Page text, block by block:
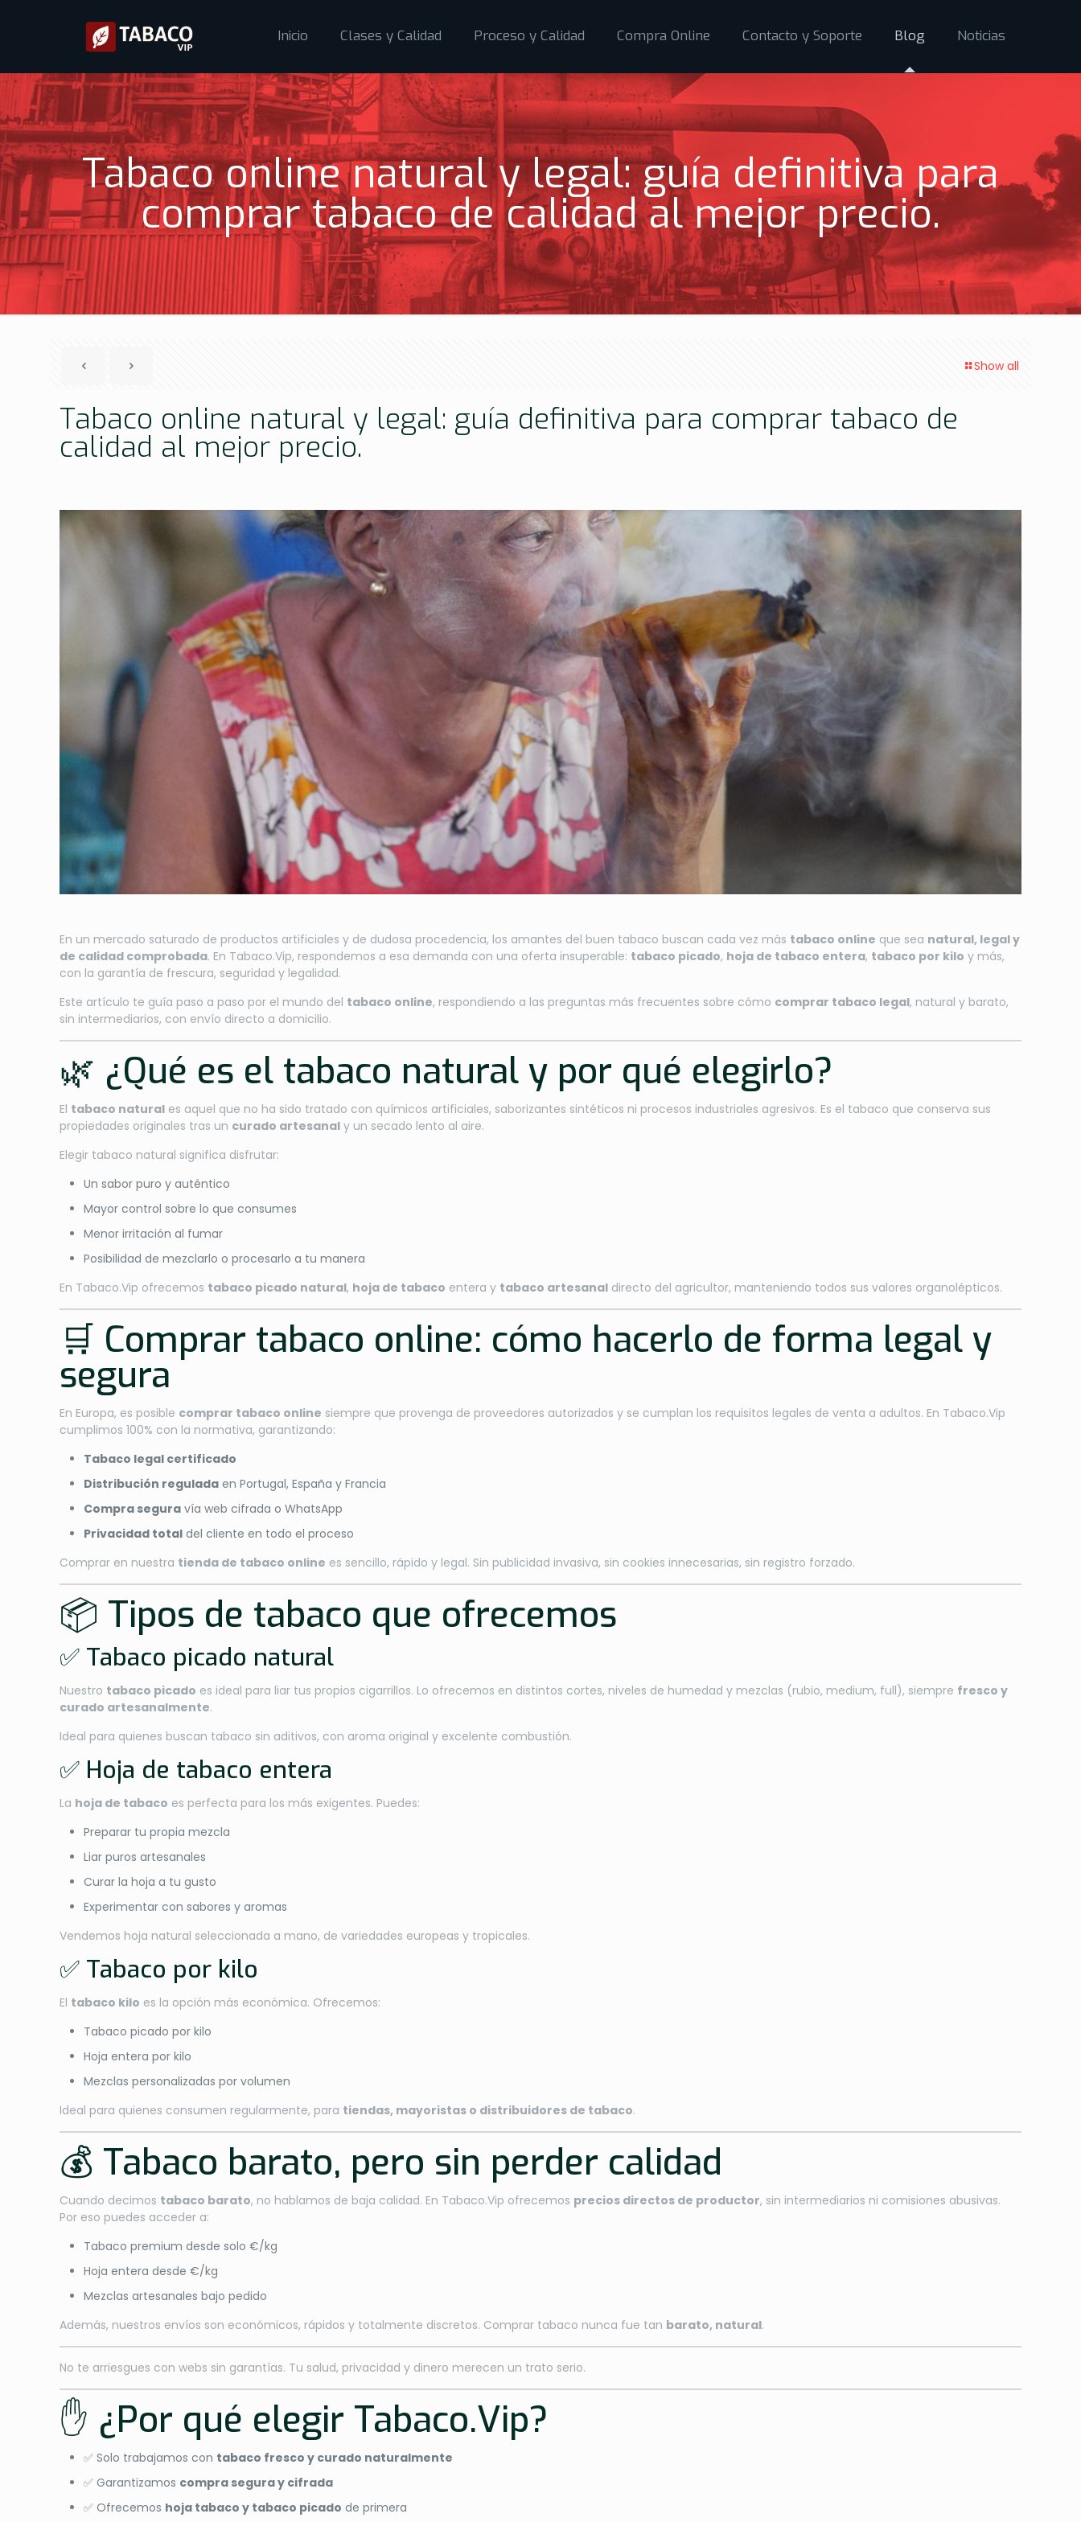
Inicio Clases y Calidad Proceso y Calidad Compra Online Contacto y Soporte Blog Noticias
Tabaco online natural y legal: guía definitiva para
comprar tabaco de calidad al mejor precio.
Show all
Tabaco online natural y legal: guía definitiva para comprar tabaco de
calidad al mejor precio.
En un mercado saturado de productos artificiales y de dudosa procedencia, los amantes del buen tabaco buscan cada vez más tabaco online que sea natural, legal y
de calidad comprobada. En Tabaco.Vip, respondemos a esa demanda con una oferta insuperable: tabaco picado, hoja de tabaco entera, tabaco por kilo y más,
con la garantía de frescura, seguridad y legalidad.
Este artículo te guía paso a paso por el mundo del tabaco online, respondiendo a las preguntas más frecuentes sobre cómo comprar tabaco legal, natural y barato,
sin intermediarios, con envío directo a domicilio.
🌿 ¿Qué es el tabaco natural y por qué elegirlo?
El tabaco natural es aquel que no ha sido tratado con químicos artificiales, saborizantes sintéticos ni procesos industriales agresivos. Es el tabaco que conserva sus
propiedades originales tras un curado artesanal y un secado lento al aire.
Elegir tabaco natural significa disfrutar:
Un sabor puro y auténtico
Mayor control sobre lo que consumes
Menor irritación al fumar
Posibilidad de mezclarlo o procesarlo a tu manera
En Tabaco.Vip ofrecemos tabaco picado natural, hoja de tabaco entera y tabaco artesanal directo del agricultor, manteniendo todos sus valores organolépticos.
🛒 Comprar tabaco online: cómo hacerlo de forma legal y
segura
En Europa, es posible comprar tabaco online siempre que provenga de proveedores autorizados y se cumplan los requisitos legales de venta a adultos. En Tabaco.Vip
cumplimos 100% con la normativa, garantizando:
Tabaco legal certificado
Distribución regulada en Portugal, España y Francia
Compra segura vía web cifrada o WhatsApp
Privacidad total del cliente en todo el proceso
Comprar en nuestra tienda de tabaco online es sencillo, rápido y legal. Sin publicidad invasiva, sin cookies innecesarias, sin registro forzado.
📦 Tipos de tabaco que ofrecemos
✅ Tabaco picado natural
Nuestro tabaco picado es ideal para liar tus propios cigarrillos. Lo ofrecemos en distintos cortes, niveles de humedad y mezclas (rubio, medium, full), siempre fresco y
curado artesanalmente.
Ideal para quienes buscan tabaco sin aditivos, con aroma original y excelente combustión.
✅ Hoja de tabaco entera
La hoja de tabaco es perfecta para los más exigentes. Puedes:
Preparar tu propia mezcla
Liar puros artesanales
Curar la hoja a tu gusto
Experimentar con sabores y aromas
Vendemos hoja natural seleccionada a mano, de variedades europeas y tropicales.
✅ Tabaco por kilo
El tabaco kilo es la opción más económica. Ofrecemos:
Tabaco picado por kilo
Hoja entera por kilo
Mezclas personalizadas por volumen
Ideal para quienes consumen regularmente, para tiendas, mayoristas o distribuidores de tabaco.
💰 Tabaco barato, pero sin perder calidad
Cuando decimos tabaco barato, no hablamos de baja calidad. En Tabaco.Vip ofrecemos precios directos de productor, sin intermediarios ni comisiones abusivas.
Por eso puedes acceder a:
Tabaco premium desde solo €/kg
Hoja entera desde €/kg
Mezclas artesanales bajo pedido
Además, nuestros envíos son económicos, rápidos y totalmente discretos. Comprar tabaco nunca fue tan barato, natural.
No te arriesgues con webs sin garantías. Tu salud, privacidad y dinero merecen un trato serio.
✋ ¿Por qué elegir Tabaco.Vip?
✅ Solo trabajamos con tabaco fresco y curado naturalmente
✅ Garantizamos compra segura y cifrada
✅ Ofrecemos hoja tabaco y tabaco picado de primera